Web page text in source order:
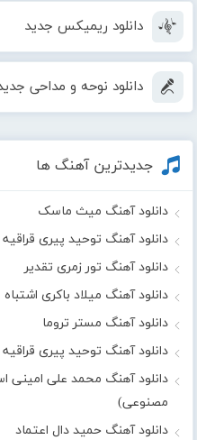
دانلود ریمیکس جدید
دانلود نوحه و مداحی
جدیدترین آهنگ ها
دانلود آهنگ میث ماسک
دانلود آهنگ توحید پیری
دانلود آهنگ تور زمری تقدیر
دانلود آهنگ میلاد باکری اشتباه
دانلود آهنگ مستر تروما
دانلود آهنگ توحید پیری
دانلود آهنگ محمد علی امینی
مصنوعی)
دانلود آهنگ حمید دال اعتماد